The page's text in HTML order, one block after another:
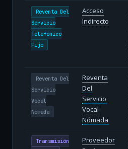
Reventa Del
Servicio
Telefónico
Fijo
Acceso
Indirecto
Reventa Del
Servicio
Vocal
Nómada
Reventa
Del
Servicio
Vocal
Nómada
Transmisión
Proveedor